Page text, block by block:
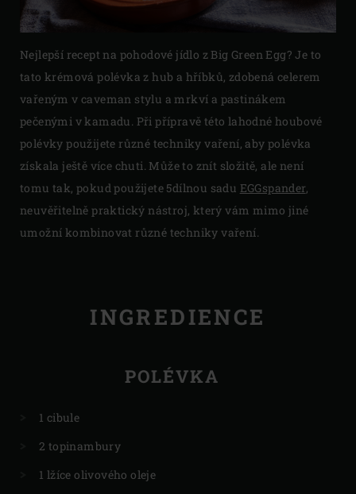
Nejlepší recept na pohodové jídlo z Big Green Egg? Je to
tato krémová polévka z hub a hříbků, zdobená celerem
vařeným v caveman stylu a mrkví a pastinákem
pečenými v kamadu. Při přípravě této lahodné houbové
polévky použijete různé techniky vaření, aby polévka
získala ještě více chuti. Může to znít složitě, ale není
tomu tak, pokud použijete 5dílnou sadu EGGspander,
neuvěřitelně praktický nástroj, který vám mimo jiné
umožní kombinovat různé techniky vaření.
INGREDIENCE
POLÉVKA
1 cibule
2 topinambury
1 lžíce olivového oleje